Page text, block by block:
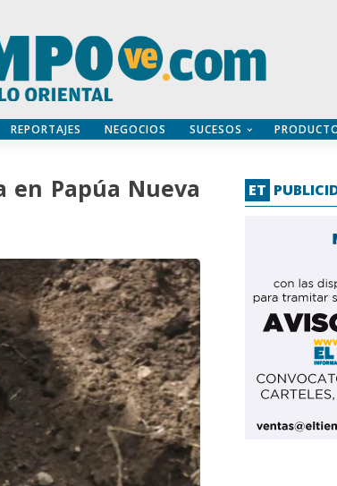
REPORTAJES NEGOCIOS SUCESOS
en Papúa Nueva
ET